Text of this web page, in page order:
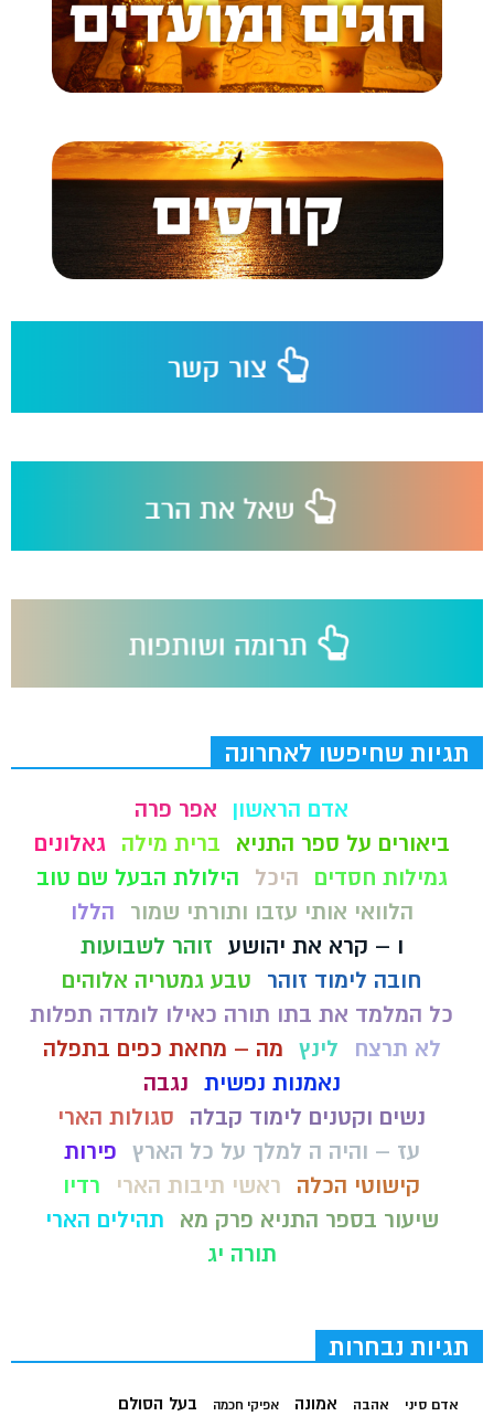
תגיות שחיפשו לאחרונה
אדם הראשון
אפר פרה
ביאורים על ספר התניא
ברית מילה
גאלונים
גמילות חסדים
היכל
הילולת הבעל שם טוב
הלוואי אותי עזבו ותורתי שמור
הללו
ו – קרא את יהושע זוהר לשבועות
חובה לימוד זוהר
טבע גמטריה אלוהים
כל המלמד את בתו תורה כאילו לומדה תפלות
לא תרצח
לינץ מה – מחאת כפים בתפלה
נאמנות נפשית נגבה
נשים וקטנים לימוד קבלה
סגולות הארי
עז – והיה ה למלך על כל הארץ פירות
קישוטי הכלה
ראשי תיבות הארי
רדיו
שיעור בספר התניא פרק מא
תהילים הארי
תורה יג
תגיות נבחרות
אדם סיני אהבה אמונה אפיקי חכמה בעל הסולם